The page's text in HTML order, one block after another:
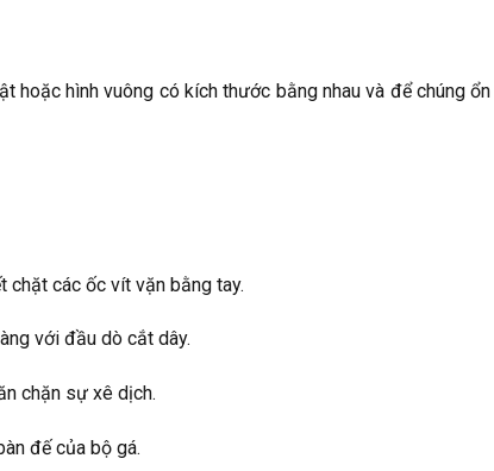
hoặc hình vuông có kích thước bằng nhau và để chúng
chặt các ốc vít vặn bằng tay.
với đầu dò cắt dây.
chặn sự xê dịch.
đế của bộ gá.